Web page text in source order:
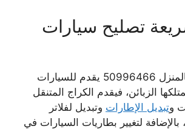
تصليح سيارات
تصليح سيارات بالمنزل 50996466 يقدم للسيارات
الزبائن، فيقدم الكراج المتنقل
وتبديل الإطارات وتبديل لفلاتر
بالإضافة لتغيير بطاريات السيارات في